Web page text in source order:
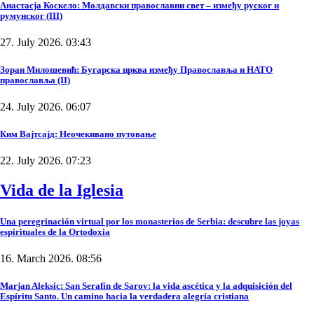
Анастасја Коскело: Молдавски православни свет – између руског и
румунског (III)
27. July 2026. 03:43
Зоран Милошевић: Бугарска црква између Православља и НАТО
православља (II)
24. July 2026. 06:07
Ким Вајтсајд: Неочекивано путовање
22. July 2026. 07:23
Vida de la Iglesia
Una peregrinación virtual por los monasterios de Serbia: descubre las joyas
espirituales de la Ortodoxia
16. March 2026. 08:56
Marjan Aleksic: San Serafín de Sarov: la vida ascética y la adquisición del
Espíritu Santo. Un camino hacia la verdadera alegría cristiana